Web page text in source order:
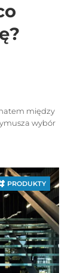
między
wybór
PRODUKTY